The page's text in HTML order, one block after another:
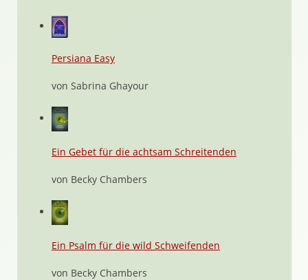
Persiana Easy
von Sabrina Ghayour
Ein Gebet für die achtsam Schreitenden
von Becky Chambers
Ein Psalm für die wild Schweifenden
von Becky Chambers